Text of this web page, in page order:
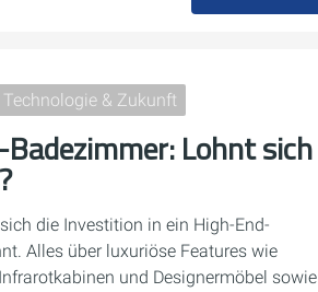
Technologie & Zukunft
Lohnt sich
die Investition in ein High-End-
Alles über luxuriöse Features wie
und Designermöbel sowie